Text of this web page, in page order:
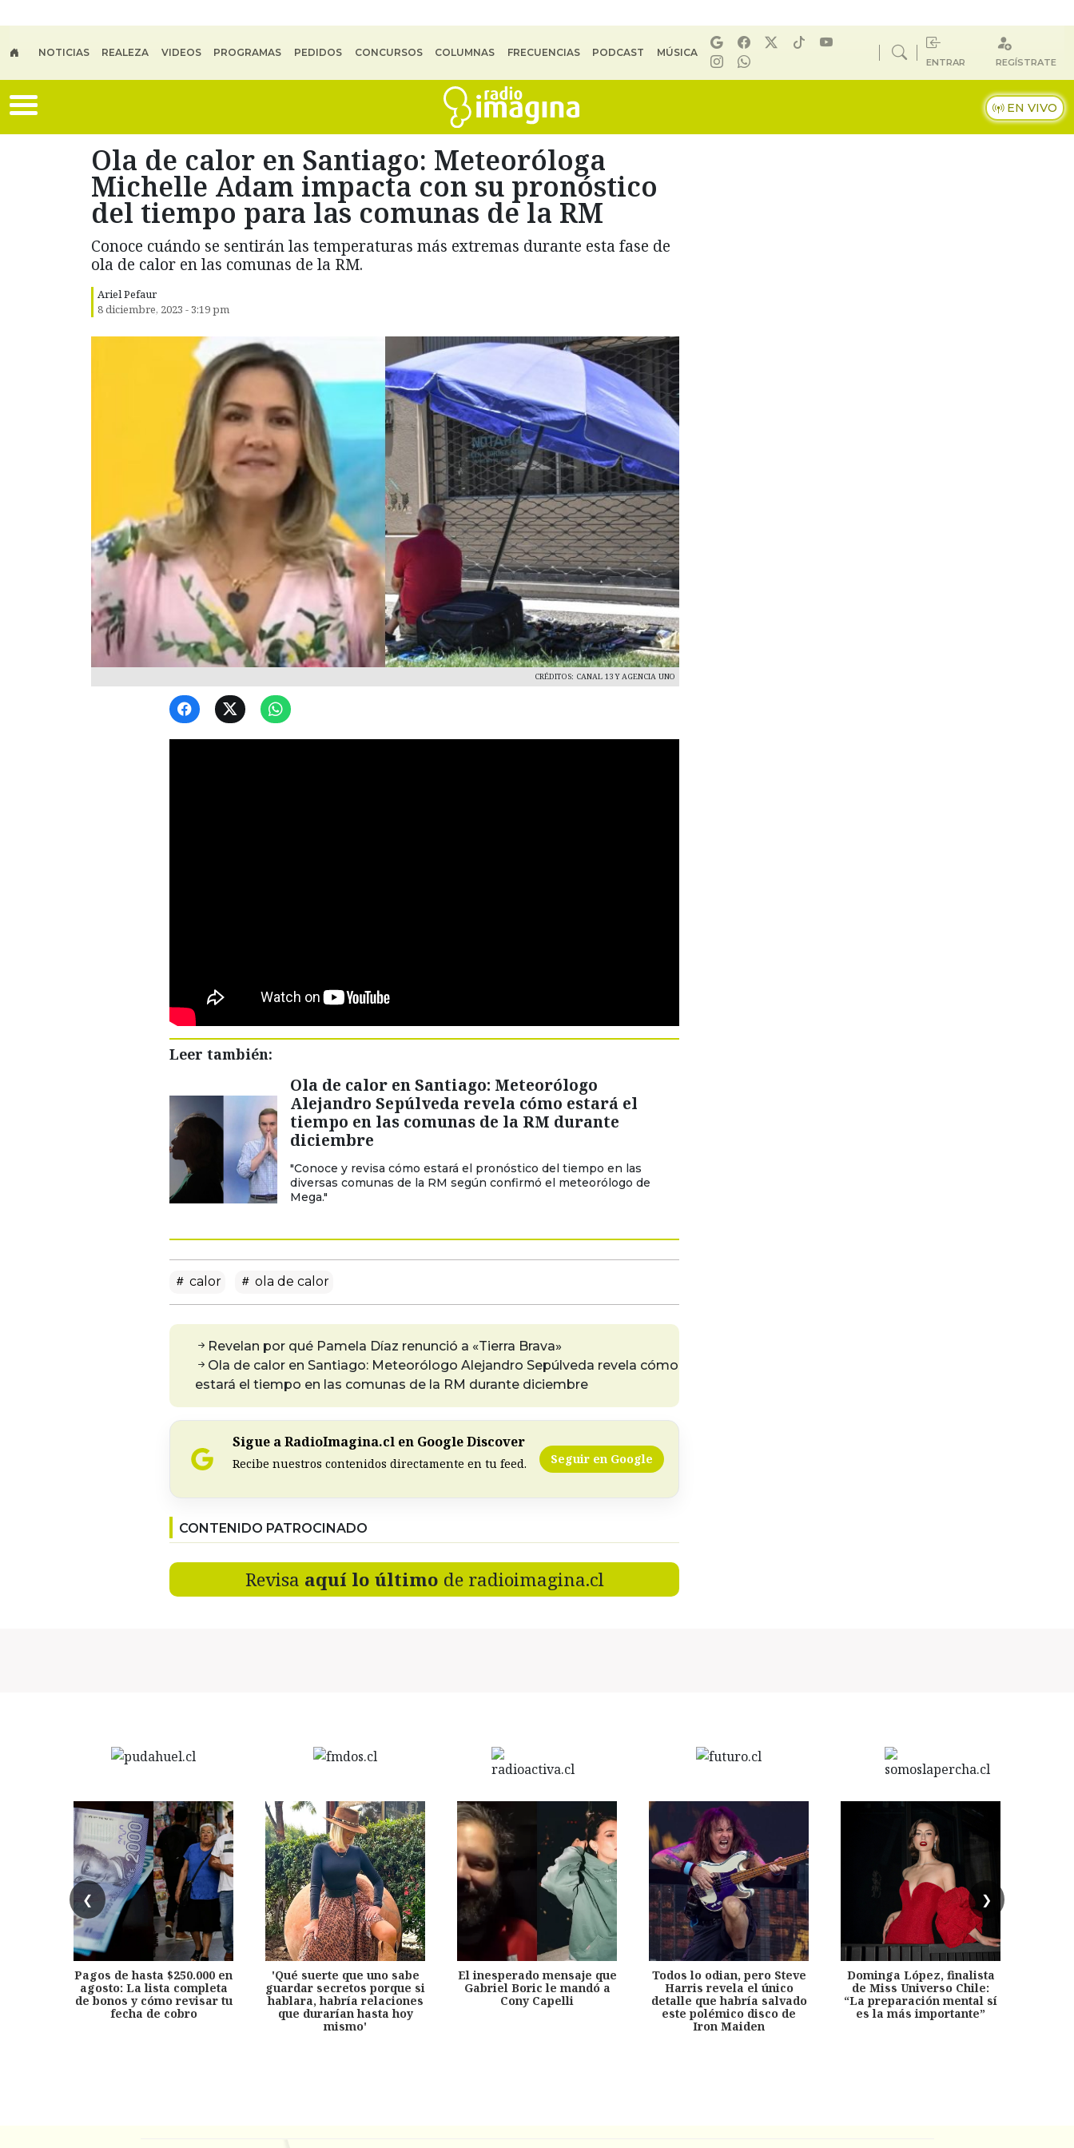
NOTICIAS REALEZA VIDEOS PROGRAMAS PEDIDOS CONCURSOS COLUMNAS FRECUENCIAS PODCAST MÚSICA
ENTRAR REGÍSTRATE
EN VIVO
Ola de calor en Santiago: Meteoróloga
Michelle Adam impacta con su pronóstico
del tiempo para las comunas de la RM
Conoce cuándo se sentirán las temperaturas más extremas durante esta fase de
ola de calor en las comunas de la RM.
Ariel Pefaur
8 diciembre, 2023 - 3:19 pm
CRÉDITOS: CANAL 13 Y AGENCIA UNO
Leer también:
Ola de calor en Santiago: Meteorólogo
Alejandro Sepúlveda revela cómo estará el
tiempo en las comunas de la RM durante
diciembre
"Conoce y revisa cómo estará el pronóstico del tiempo en las
diversas comunas de la RM según confirmó el meteorólogo de
Mega."
calor ola de calor
Revelan por qué Pamela Díaz renunció a «Tierra Brava»
Ola de calor en Santiago: Meteorólogo Alejandro Sepúlveda revela cómo
estará el tiempo en las comunas de la RM durante diciembre
Sigue a RadioImagina.cl en Google Discover
Recibe nuestros contenidos directamente en tu feed. Seguir en Google
CONTENIDO PATROCINADO
Revisa aquí lo último de radioimagina.cl
❮ ❯
Pagos de hasta $250.000 en
agosto: La lista completa
de bonos y cómo revisar tu
fecha de cobro
'Qué suerte que uno sabe
guardar secretos porque si
hablara, habría relaciones
que durarían hasta hoy
mismo'
El inesperado mensaje que
Gabriel Boric le mandó a
Cony Capelli
Todos lo odian, pero Steve
Harris revela el único
detalle que habría salvado
este polémico disco de
Iron Maiden
Dominga López, finalista
de Miss Universo Chile:
“La preparación mental sí
es la más importante”